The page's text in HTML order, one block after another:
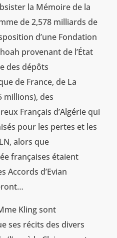
la Mémoire de la
de 2,578 milliards de
d’une Fondation
provenant de l’État
des dépôts
de France, de La
millions), des
Français d’Algérie qui
pour les pertes et les
alors que
françaises étaient
Accords d’Evian
Kling sont
ses récits des divers